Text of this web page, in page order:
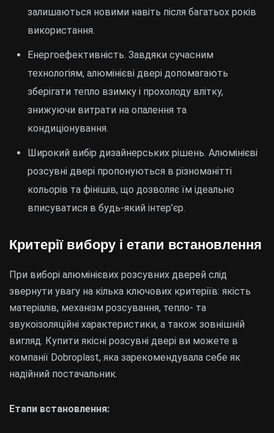
залишаються новими навіть після багатьох років
використання.
Енергоефективність. Завдяки сучасним
технологіям, алюмінієві двері допомагають
зберігати тепло взимку і прохолоду влітку,
знижуючи витрати на опалення та
кондиціонування.
Широкий вибір дизайнерських рішень. Алюмінієві
розсувні двері пропонуються в різноманітті
кольорів та фінішів, що дозволяє їм ідеально
вписуватися в будь-який інтер’єр.
Критерії вибору і етапи встановлення
При виборі алюмінієвих розсувних дверей слід
звернути увагу на кілька ключових критеріїв: якість
матеріалів, механізм розсування, тепло- та
звукоізоляційні характеристики, а також зовнішній
вигляд. Купити якісні розсувні двері ви можете в
компанії Dobroplast, яка зарекомендувала себе як
надійний постачальник.
Етапи встановлення: